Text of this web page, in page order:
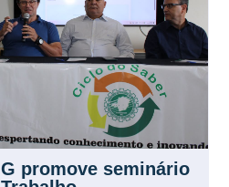
promove seminário